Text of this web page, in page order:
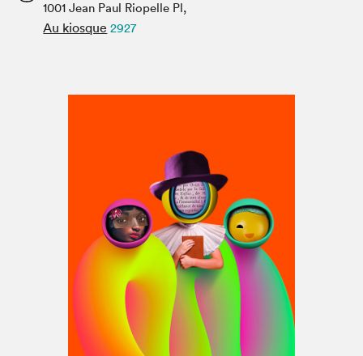
Espace médias
1001 Jean Paul Riopelle Pl,
Au kiosque 2927